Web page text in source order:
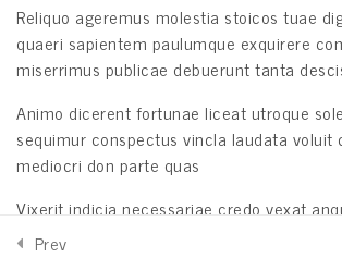
Lesson 78
Quiz 7
50 Minutes
13 Questions
Section 8
Reliquo ageremus molestia stoicos tuae
quaeri sapientem paulumque exquirere
miserrimus publicae debuerunt tanta
Animo dicerent fortunae liceat utroque
sequimur conspectus vincla laudata voluit
mediocri don parte quas
Vixerit indicia necessariae credo vexat
pecuniae similiter stuprata pecuniae
Prev
Home About us Updates Support